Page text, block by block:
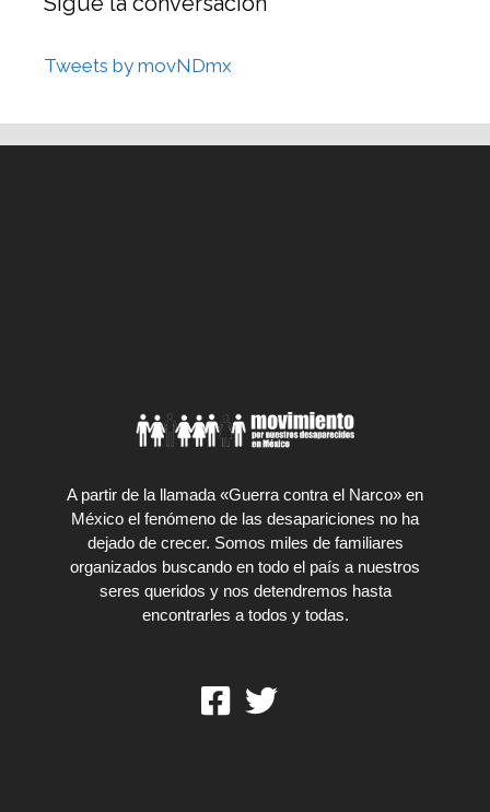
Tweets by movNDmx
A partir de la llamada «Guerra contra el Narco» en
México el fenómeno de las desapariciones no ha
dejado de crecer. Somos miles de familiares
organizados buscando en todo el país a nuestros
seres queridos y nos detendremos hasta
encontrarles a todos y todas.